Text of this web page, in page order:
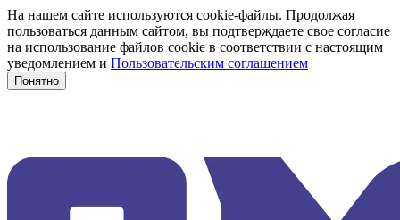
На нашем сайте используются cookie-файлы. Продолжая
пользоваться данным сайтом, вы подтверждаете свое согласие
на использование файлов cookie в соответствии с настоящим
уведомлением и Пользовательским соглашением
Понятно